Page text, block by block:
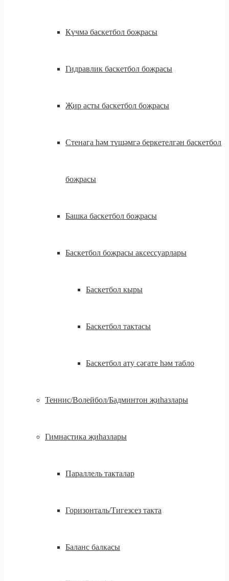
Күчмә баскетбол боҗрасы
Гидравлик баскетбол боҗрасы
Җир асты баскетбол боҗрасы
Стенага һәм түшәмгә беркетелгән баскетбол
боҗрасы
Башка баскетбол боҗрасы
Баскетбол боҗрасы аксессуарлары
Баскетбол кыры
Баскетбол тактасы
Баскетбол ату сәгате һәм табло
Теннис/Волейбол/Бадминтон җиһазлары
Гимнастика җиһазлары
Параллель такталар
Горизонталь/Тигезсез такта
Баланс балкасы